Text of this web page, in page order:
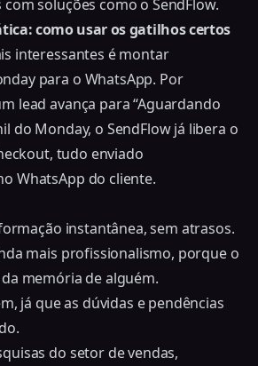
soluções como o SendFlow.
como usar os gatilhos certos
interessantes é montar
para o WhatsApp. Por
lead avança para “Aguardando
do Monday, o SendFlow já libera o
tudo enviado
WhatsApp do cliente.
instantânea, sem atrasos.
mais profissionalismo, porque o
memória de alguém.
já que as dúvidas e pendências
do setor de vendas,